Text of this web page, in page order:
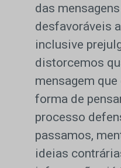
das
desfavoráveis
inclusive
distorcemos
mensagem
forma de
processo
passamos,
ideias